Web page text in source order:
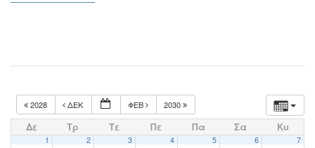
2028 ΔΕΚ ΦΕΒ 2030
Δε Τρ Τε Πε Πα Σα Κυ
1 2 3 4 5 6 7